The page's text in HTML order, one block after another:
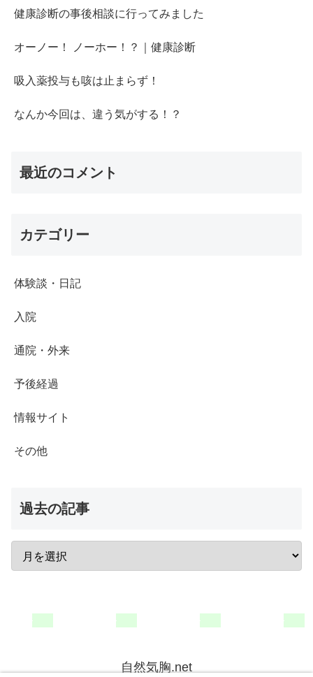
健康診断の事後相談に行ってみました
オーノー！ ノーホー！？｜健康診断
吸入薬投与も咳は止まらず！
なんか今回は、違う気がする！？
最近のコメント
カテゴリー
体験談・日記
入院
通院・外来
予後経過
情報サイト
その他
過去の記事
自然気胸.net